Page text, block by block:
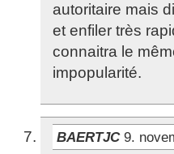
autoritaire mais
et enfiler très
connaitra le
impopularité.
BAERTJC 9.